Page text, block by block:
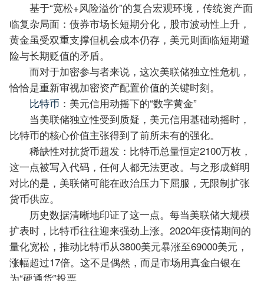
基于“宽松+风险溢价”的复合宏观环境，传统资产面
临复杂局面： 债券市场长短期分化，股市波动性上升，
黄金虽受双重支撑但机会成本仍存，美元则面临短期避
险与长期贬值的矛盾。
而对于加密参与者来说，这次美联储独立性危机，
恰恰是重新审视加密资产配置价值的关键时刻。
比特币 ：美元信用动摇下的“数字黄金”
当美联储独立性受到质疑，美元信用基础动摇时，
比特币的核心价值主张得到了前所未有的强化。
稀缺性对抗货币超发： 比特币总量恒定2100万枚，
这一点被写入代码，任何人都无法更改。与之形成鲜明
对比的是，美联储可能在政治压力下屈服，无限制扩张
货币供应。
历史数据清晰地印证了这一点。每当美联储大规模
扩表时，比特币往往迎来强劲上涨。2020年疫情期间的
量化宽松，推动比特币从3800美元暴涨至69000美元，
涨幅超过17倍。这不是偶然，而是市场用真金白银在
为“硬通货”投票。